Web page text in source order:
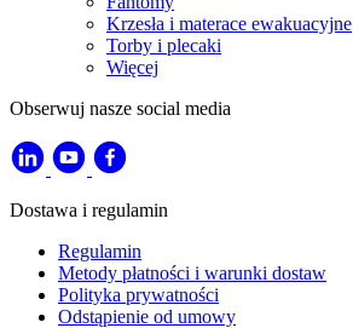
Krzesła i materace ewakuacyjne
Torby i plecaki
Więcej
Obserwuj nasze social media
Dostawa i regulamin
Regulamin
Metody płatności i warunki dostaw
Polityka prywatności
Odstąpienie od umowy